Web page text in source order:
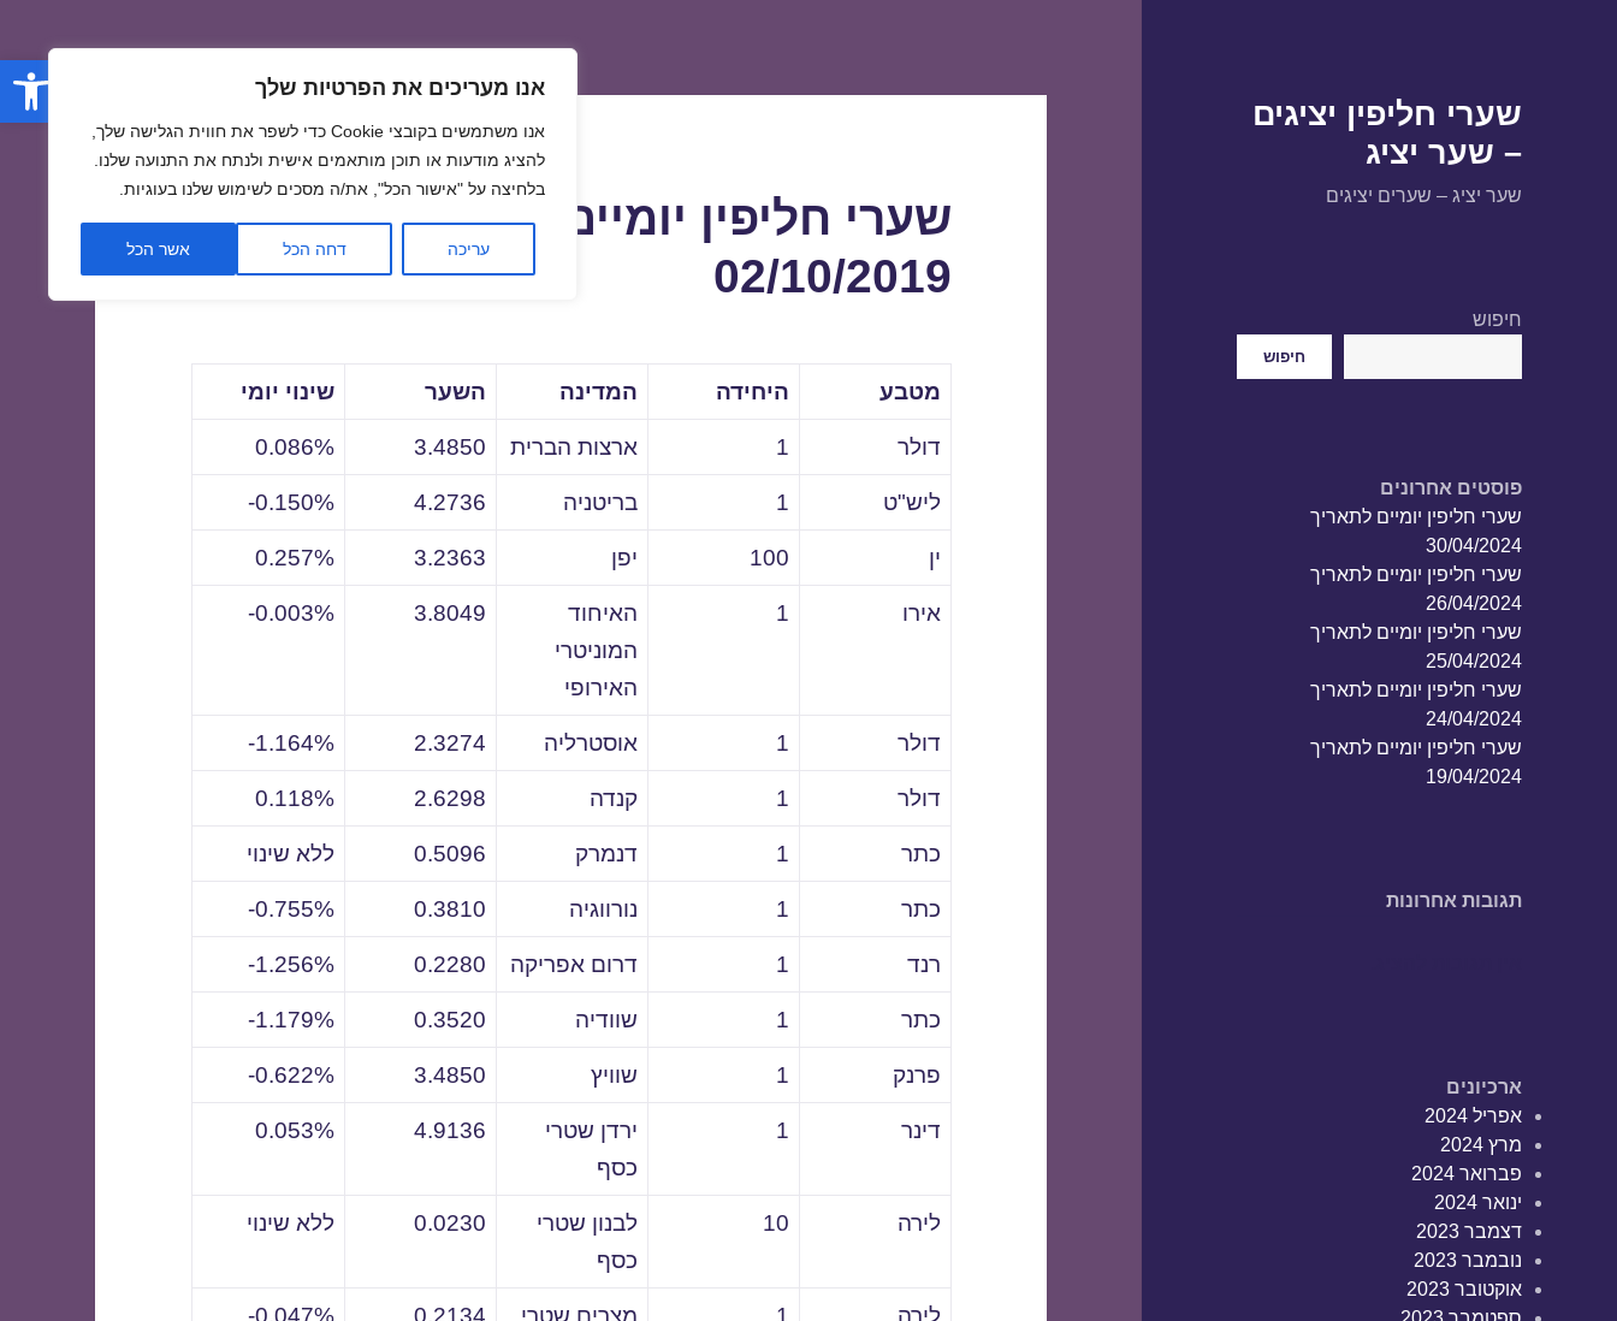
פתח אנו מעריכים את הפרטיות שלך
אנו משתמשים בקובצי Cookie כדי לשפר את חווית הגלישה שלך,
להציג מודעות או תוכן מותאמים אישית ולנתח את התנועה שלנו.
בלחיצה על "אישור הכל", את/ה מסכים לשימוש שלנו בעוגיות.
עריכה דחה הכל אשר הכל
שערי חליפין יציגים
– שער יציג
שער יציג – שערים יציגים
חיפוש
חיפוש
פוסטים אחרונים
שערי חליפין יומיים לתאריך
30/04/2024
שערי חליפין יומיים לתאריך
26/04/2024
שערי חליפין יומיים לתאריך
25/04/2024
שערי חליפין יומיים לתאריך
24/04/2024
שערי חליפין יומיים לתאריך
19/04/2024
תגובות אחרונות
ארכיונים
אפריל 2024
מרץ 2024
פברואר 2024
ינואר 2024
דצמבר 2023
נובמבר 2023
אוקטובר 2023
שערי חליפין יומיים לתאריך
02/10/2019
מטבע היחידה המדינה השער שינוי יומי
דולר 1 ארצות הברית 3.4850
0.086%
ליש"ט 1 בריטניה 4.2736
0.150%-
ין 100 יפן 3.2363
0.257%
אירו 1
האיחוד
המוניטרי
האירופי
3.8049
0.003%-
דולר 1 אוסטרליה 2.3274
1.164%-
דולר 1 קנדה 2.6298
0.118%
כתר 1 דנמרק 0.5096 ללא שינוי
כתר 1 נורווגיה 0.3810
0.755%-
רנד 1 דרום אפריקה 0.2280
1.256%-
כתר 1 שוודיה 0.3520
1.179%-
פרנק 1 שוויץ 3.4850
0.622%-
דינר 1
ירדן שטרי
כסף
4.9136
0.053%
לירה 10
לבנון שטרי
כסף
0.0230 ללא שינוי
לירה 1
מצרים שטרי
0.2134
0.047%-